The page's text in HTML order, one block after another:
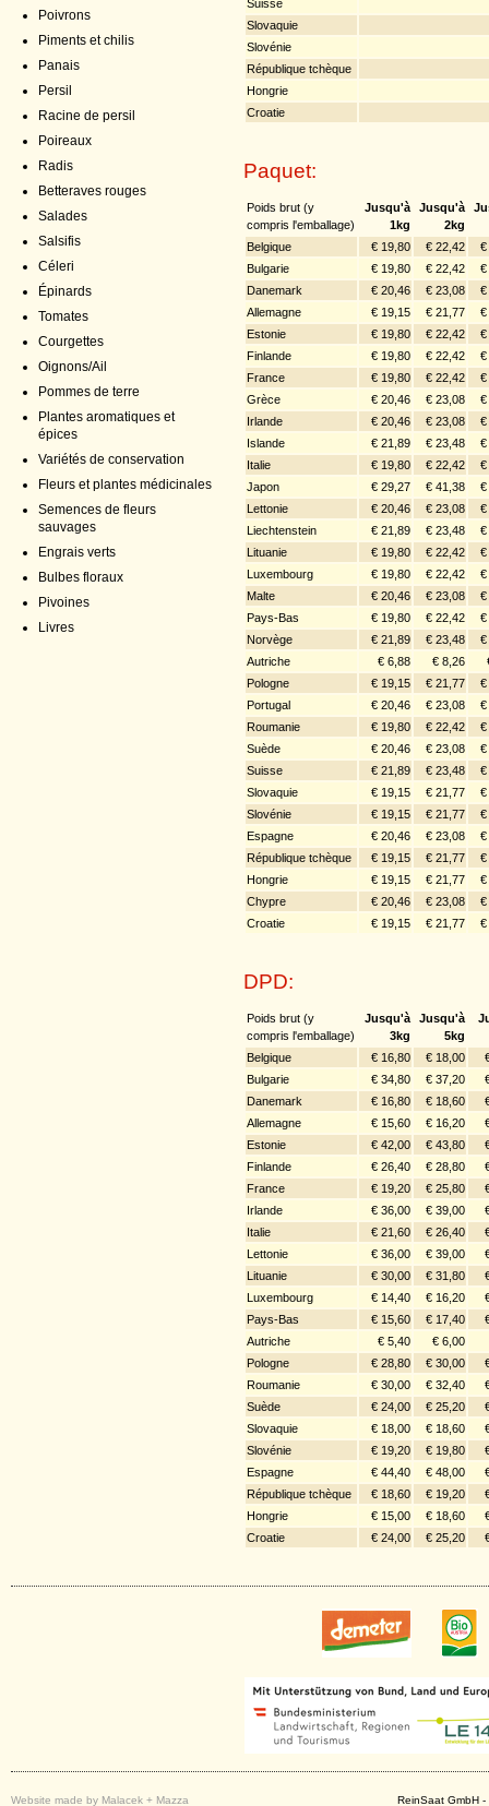
Poivrons
Piments et chilis
Panais
Persil
Racine de persil
Poireaux
Radis
Betteraves rouges
Salades
Salsifis
Céleri
Épinards
Tomates
Courgettes
Oignons/Ail
Pommes de terre
Plantes aromatiques et
épices
Variétés de conservation
Fleurs et plantes médicinales
Semences de fleurs
sauvages
Engrais verts
Bulbes floraux
Pivoines
Livres
Suisse
Slovaquie
Slovénie
République tchèque
Hongrie
Croatie
Paquet:
Poids brut (y
compris l'emballage)
Jusqu'à
1kg
Jusqu'à
2kg
Belgique € 19,80 € 22,42
€
Bulgarie
€ 19,80 € 22,42
€
Danemark
€ 20,46 € 23,08
€
Allemagne
€ 19,15 € 21,77
€
Estonie
€ 19,80 € 22,42
€
Finlande
€ 19,80 € 22,42
€
France
€ 19,80 € 22,42
€
Grèce
€ 20,46 € 23,08
€
Irlande
€ 20,46 € 23,08
€
Islande
€ 21,89 € 23,48
€
Italie
€ 19,80 € 22,42
€
Japon
€ 29,27 € 41,38
€
Lettonie
€ 20,46 € 23,08
€
Liechtenstein
€ 21,89 € 23,48
€
Lituanie
€ 19,80 € 22,42
€
Luxembourg
€ 19,80 € 22,42
€
Malte
€ 20,46 € 23,08
€
Pays-Bas
€ 19,80 € 22,42
€
Norvège
€ 21,89 € 23,48
€
Autriche
€ 6,88 € 8,26
Pologne
€ 19,15 € 21,77
€
Portugal
€ 20,46 € 23,08
€
Roumanie
€ 19,80 € 22,42
€
Suède
€ 20,46 € 23,08
€
Suisse
€ 21,89 € 23,48
€
Slovaquie
€ 19,15 € 21,77
€
Slovénie
€ 19,15 € 21,77
€
Espagne
€ 20,46 € 23,08
€
République tchèque
€ 19,15 € 21,77
€
Hongrie
€ 19,15 € 21,77
€
Chypre
€ 20,46 € 23,08
€
Croatie
€ 19,15 € 21,77 €
DPD:
Poids brut (y
compris l'emballage)
Jusqu'à
3kg
Jusqu'à
5kg
Belgique € 16,80 € 18,00
Bulgarie
€ 34,80 € 37,20
Danemark
€ 16,80 € 18,60
Allemagne
€ 15,60 € 16,20
Estonie
€ 42,00 € 43,80
Finlande
€ 26,40 € 28,80
France
€ 19,20 € 25,80
Irlande
€ 36,00 € 39,00
Italie
€ 21,60 € 26,40
Lettonie
€ 36,00 € 39,00
Lituanie
€ 30,00 € 31,80
Luxembourg
€ 14,40 € 16,20
Pays-Bas
€ 15,60 € 17,40
Autriche
€ 5,40
€ 6,00
Pologne
€ 28,80 € 30,00
Roumanie
€ 30,00 € 32,40
Suède
€ 24,00 € 25,20
Slovaquie
€ 18,00 € 18,60
Slovénie
€ 19,20 € 19,80
Espagne
€ 44,40 € 48,00
République tchèque
€ 18,60 € 19,20
Hongrie
€ 15,00 € 18,60
Croatie
€ 24,00 € 25,20
Website made by Malacek + Mazza ReinSaat GmbH